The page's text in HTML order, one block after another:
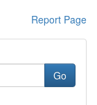
Report Page
Go